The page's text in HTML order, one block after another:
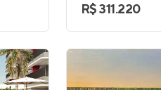
R$ 311.220